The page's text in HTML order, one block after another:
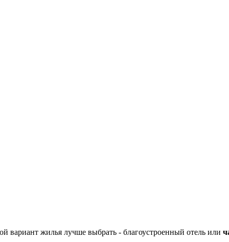
вариант жилья лучше выбрать - благоустроенный отель или